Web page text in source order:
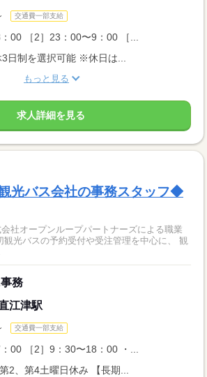
交通費一部支給
00 ［2］23：00〜9：00 ［...
日制を選択可能 ※休日は...
もっと見る
求人詳細を見る
観光バス会社の事務スタッフ◆
社オープンループパートナーズによる職業
観光バスの予約受付や受注管理を中心に、 観
務
江津駅
交通費一部支給
：00 ［2］9：30〜18：00 ・...
2、第4土曜日休み 【長期...